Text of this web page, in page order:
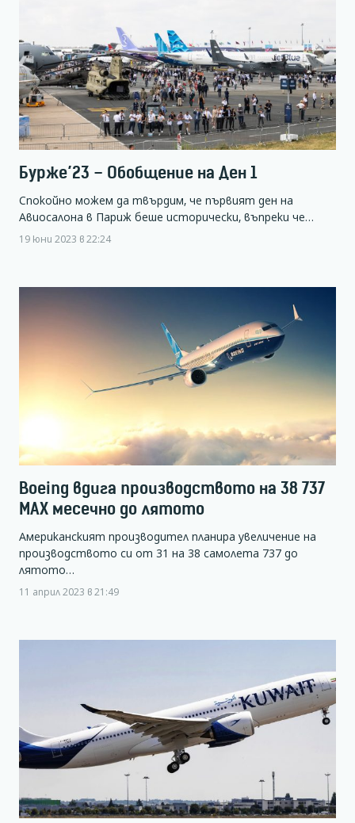
Бурже’23 – Обобщение на Ден 1
Спокойно можем да твърдим, че първият ден на
Авиосалона в Париж беше исторически, въпреки че…
19 юни 2023 в 22:24
Boeing вдига производството на 38 737
MAX месечно до лятото
Американският производител планира увеличение на
производството си от 31 на 38 самолета 737 до
лятото…
11 април 2023 в 21:49